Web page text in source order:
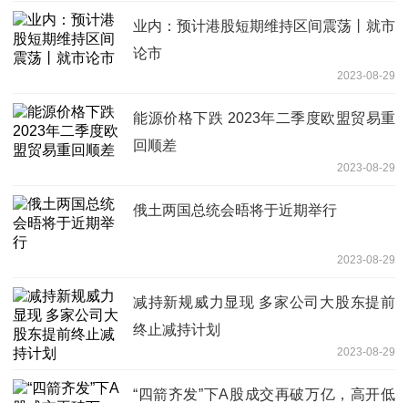
业内：预计港股短期维持区间震荡丨就市
论市
2023-08-29
能源价格下跌 2023年二季度欧盟贸易重
回顺差
2023-08-29
俄土两国总统会晤将于近期举行
2023-08-29
减持新规威力显现 多家公司大股东提前
终止减持计划
2023-08-29
“四箭齐发”下A股成交再破万亿，高开低